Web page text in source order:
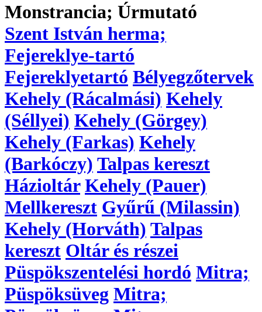
Monstrancia; Úrmutató
Szent István herma;
Fejereklye-tartó
Fejereklyetartó Bélyegzőtervek
Kehely (Rácalmási) Kehely
(Séllyei) Kehely (Görgey)
Kehely (Farkas) Kehely
(Barkóczy) Talpas kereszt
Házioltár Kehely (Pauer)
Mellkereszt Gyűrű (Milassin)
Kehely (Horváth) Talpas
kereszt Oltár és részei
Püspökszentelési hordó Mitra;
Püspöksüveg Mitra;